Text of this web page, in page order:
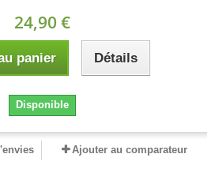
24,90 €
panier Détails
Disponible
Ajouter au comparateur